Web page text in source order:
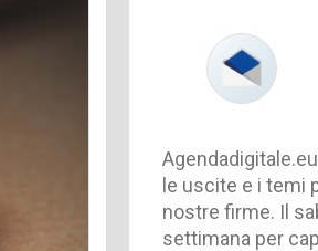
le uscite e i temi
nostre firme. Il
settimana per